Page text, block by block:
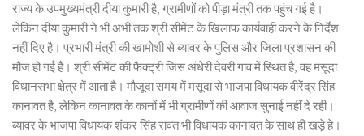
राज्य के उपमुख्यमंत्री दीया कुमारी है, ग्रामीणों को पीड़ा मंत्री तक पहुंच गई है।
लेकिन दीया कुमारी ने भी अभी तक श्री सीमेंट के खिलाफ कार्यवाही करने के निर्देश
नहीं दिए है। प्रभारी मंत्री की खामोशी से ब्यावर के पुलिस और जिला प्रशासन की
मौज हो गई है। श्री सीमेंट की फैक्ट्री जिस अंधेरी देवरी गांव में स्थित है, वह मसूदा
विधानसभा क्षेत्र में आता है। मौजूदा समय में मसूदा से भाजपा विधायक वीरेंद्र सिंह
कानावत है, लेकिन कानावत के कानों में भी ग्रामीणों की आवाज सुनाई नहीं दे रही।
ब्यावर के भाजपा विधायक शंकर सिंह रावत भी विधायक कानावत के साथ ही खड़े हे।